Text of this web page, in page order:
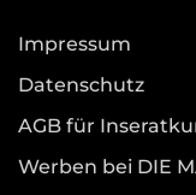
Impressum
Datenschutz
AGB für
Werben bei DIE